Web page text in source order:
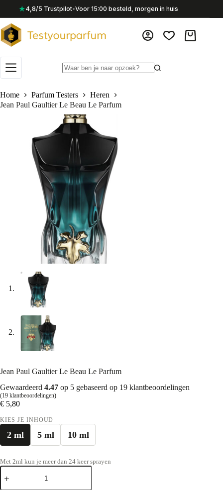
inhoud
★4,8/5 Trustpilot•Voor 15:00 besteld, morgen in huis
Home
Parfum Testers
Heren
Jean Paul Gaultier Le Beau Le Parfum
Jean Paul Gaultier Le Beau Le Parfum
Gewaardeerd 4.47 op 5 gebaseerd op 19 klantbeoordelingen
(19 klantbeoordelingen)
€ 5,80
KIES JE INHOUD
2 ml 5 ml 10 ml
Met 2ml kun je meer dan 24 keer sprayen
Jean
Paul